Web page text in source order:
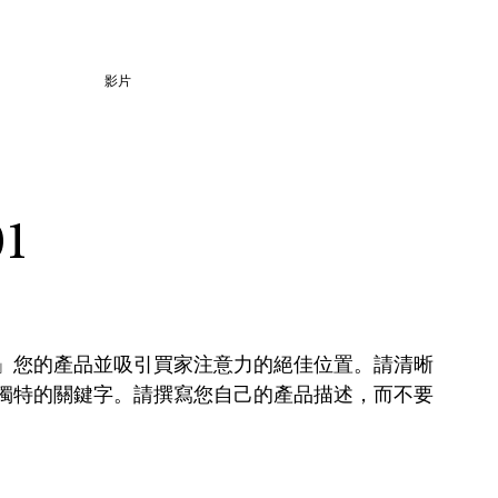
影片
您的產品並吸引買家注意力的絕佳位置。請清晰
特的關鍵字。請撰寫您自己的產品描述，而不要